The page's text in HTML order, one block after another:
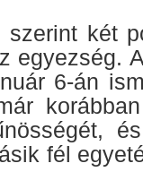
szerint két
egyezség.
6-án
fél